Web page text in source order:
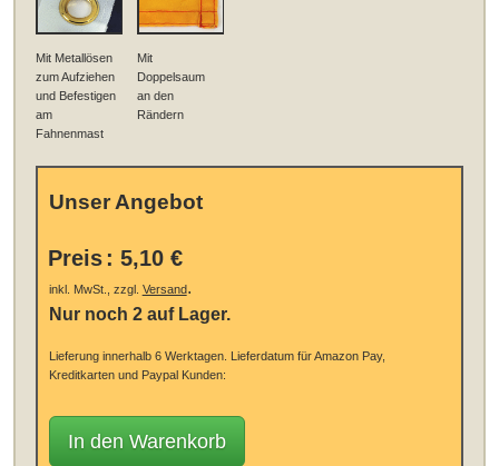
Mit Metallösen
zum Aufziehen
und Befestigen
am
Fahnenmast
Mit
Doppelsaum
an den
Rändern
Unser Angebot
Preis : 5,10 €
inkl. MwSt., zzgl. Versand.
Nur noch 2 auf Lager.
Lieferung innerhalb 6 Werktagen. Lieferdatum für Amazon Pay,
Kreditkarten und Paypal Kunden:
In den Warenkorb